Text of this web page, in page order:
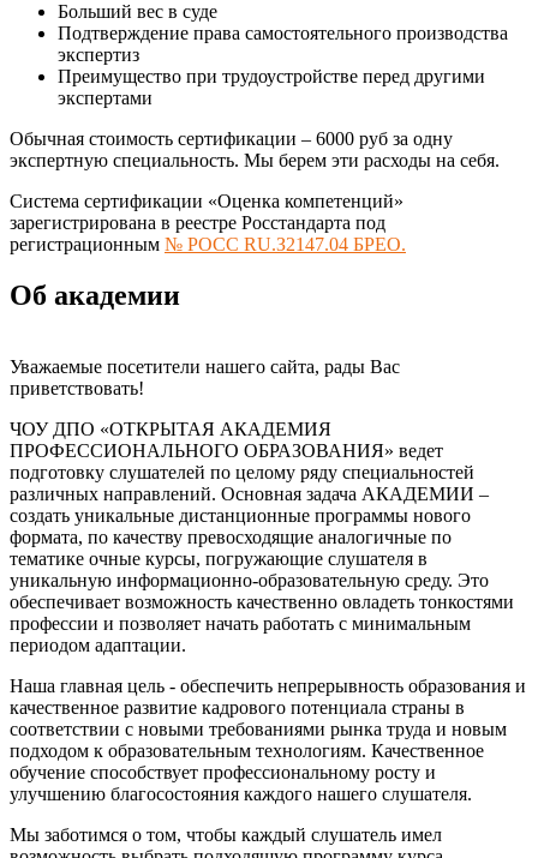
Больший вес в суде
Подтверждение права самостоятельного производства
экспертиз
Преимущество при трудоустройстве перед другими
экспертами
Обычная стоимость сертификации – 6000 руб за одну
экспертную специальность. Мы берем эти расходы на себя.
Система сертификации «Оценка компетенций»
зарегистрирована в реестре Росстандарта под
регистрационным № РОСС RU.З2147.04 БРЕО.
Об академии
Уважаемые посетители нашего сайта, рады Вас
приветствовать!
ЧОУ ДПО «ОТКРЫТАЯ АКАДЕМИЯ
ПРОФЕССИОНАЛЬНОГО ОБРАЗОВАНИЯ» ведет
подготовку слушателей по целому ряду специальностей
различных направлений. Основная задача АКАДЕМИИ –
создать уникальные дистанционные программы нового
формата, по качеству превосходящие аналогичные по
тематике очные курсы, погружающие слушателя в
уникальную информационно-образовательную среду. Это
обеспечивает возможность качественно овладеть тонкостями
профессии и позволяет начать работать с минимальным
периодом адаптации.
Наша главная цель - обеспечить непрерывность образования и
качественное развитие кадрового потенциала страны в
соответствии с новыми требованиями рынка труда и новым
подходом к образовательным технологиям. Качественное
обучение способствует профессиональному росту и
улучшению благосостояния каждого нашего слушателя.
Мы заботимся о том, чтобы каждый слушатель имел